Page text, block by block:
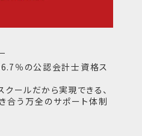
％の公認会計士資格ス
ールだから実現できる、
合う万全のサポート体制